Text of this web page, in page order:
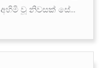
වූ නිවසක් සේ...